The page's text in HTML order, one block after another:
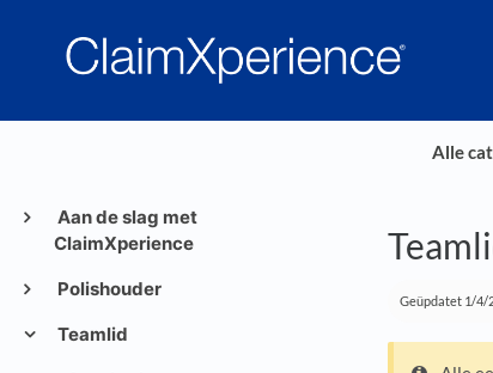
Aan de slag met
ClaimXperience
Polishouder
Teamlid
Alle
Geüpdatet 1/4/